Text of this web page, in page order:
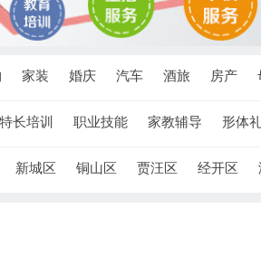
家装 婚庆 汽车 酒旅 房产
特长培训 职业技能 家教辅导 形体
新城区 铜山区 贾汪区 经开区